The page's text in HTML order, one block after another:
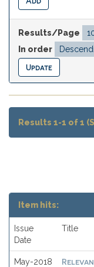
Results/Page
In order
Results 1-1 of 1
Item hits:
Issue
Date
Title
May-2018